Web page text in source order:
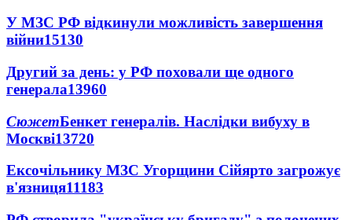
У МЗС РФ відкинули можливість завершення
війни15130
Другий за день: у РФ поховали ще одного
генерала13960
СюжетБенкет генералів. Наслідки вибуху в
Москві13720
Ексочільнику МЗС Угорщини Сійярто загрожує
в'язниця11183